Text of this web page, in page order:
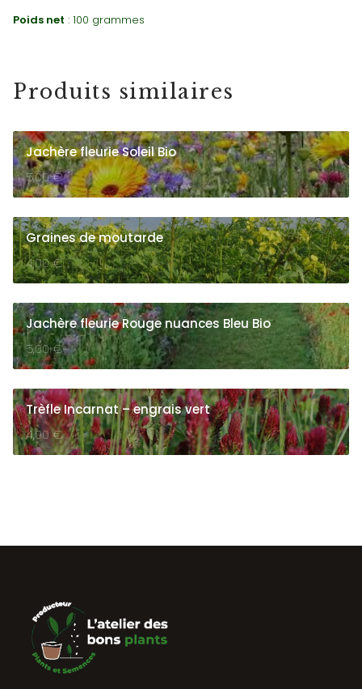
Poids net : 100 grammes
Produits similaires
Jachère fleurie Soleil Bio
5,00€
Graines de moutarde
4,00€
Jachère fleurie Rouge nuances Bleu Bio
5,00€
Trèfle Incarnat – engrais vert
4,00€